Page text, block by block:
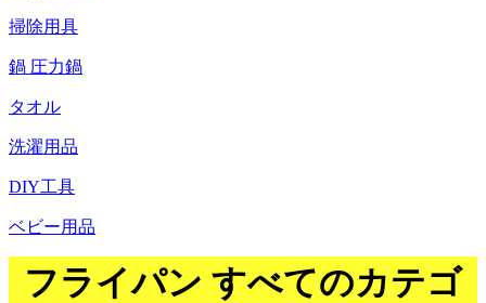
掃除用具
鍋 圧力鍋
タオル
洗濯用品
DIY工具
ベビー用品
フライパン すべてのカテゴ